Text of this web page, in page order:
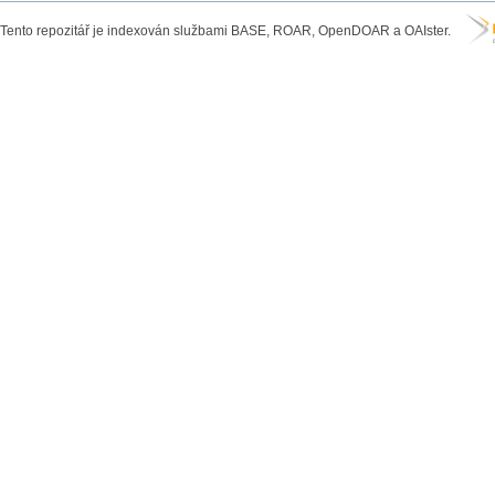
Tento repozitář je indexován službami BASE, ROAR, OpenDOAR a OAIster.